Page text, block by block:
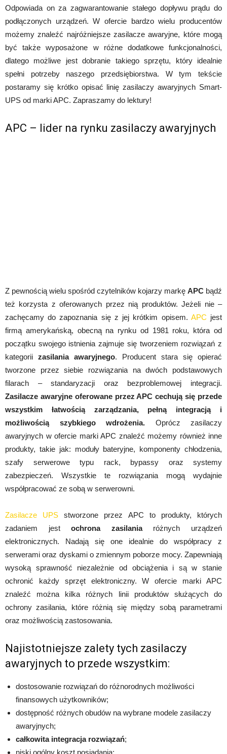
Odpowiada on za zagwarantowanie stałego dopływu prądu do
podłączonych urządzeń. W ofercie bardzo wielu producentów
możemy znaleźć najróżniejsze zasilacze awaryjne, które mogą
być także wyposażone w różne dodatkowe funkcjonalności,
dlatego możliwe jest dobranie takiego sprzętu, który idealnie
spełni potrzeby naszego przedsiębiorstwa. W tym tekście
postaramy się krótko opisać linię zasilaczy awaryjnych Smart-
UPS od marki APC. Zapraszamy do lektury!
APC – lider na rynku zasilaczy awaryjnych
Z pewnością wielu spośród czytelników kojarzy markę APC bądź
też korzysta z oferowanych przez nią produktów. Jeżeli nie –
zachęcamy do zapoznania się z jej krótkim opisem. APC jest
firmą amerykańską, obecną na rynku od 1981 roku, która od
początku swojego istnienia zajmuje się tworzeniem rozwiązań z
kategorii zasilania awaryjnego. Producent stara się opierać
tworzone przez siebie rozwiązania na dwóch podstawowych
filarach – standaryzacji oraz bezproblemowej integracji.
Zasilacze awaryjne oferowane przez APC cechują się przede
wszystkim łatwością zarządzania, pełną integracją i
możliwością szybkiego wdrożenia. Oprócz zasilaczy
awaryjnych w ofercie marki APC znaleźć możemy również inne
produkty, takie jak: moduły bateryjne, komponenty chłodzenia,
szafy serwerowe typu rack, bypassy oraz systemy
zabezpieczeń. Wszystkie te rozwiązania mogą wydajnie
współpracować ze sobą w serwerowni.
Zasilacze UPS stworzone przez APC to produkty, których
zadaniem jestochrona zasilaniaróżnych urządzeń
elektronicznych. Nadają się one idealnie do współpracy z
serwerami oraz dyskami o zmiennym poborze mocy. Zapewniają
wysoką sprawność niezależnie od obciążenia i są w stanie
ochronić każdy sprzęt elektroniczny. W ofercie marki APC
znaleźć można kilka różnych linii produktów służących do
ochrony zasilania, które różnią się między sobą parametrami
oraz możliwością zastosowania.
Najistotniejsze zalety tych zasilaczy
awaryjnych to przede wszystkim:
dostosowanie rozwiązań do różnorodnych możliwości
finansowych użytkowników;
dostępność różnych obudów na wybrane modele zasilaczy
awaryjnych;
całkowita integracja rozwiązań;
niski ogólny koszt posiadania;